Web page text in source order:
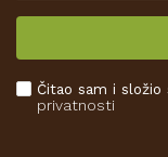
Isporuka
Kako kupiti
Čitao sam i složio
privatnosti